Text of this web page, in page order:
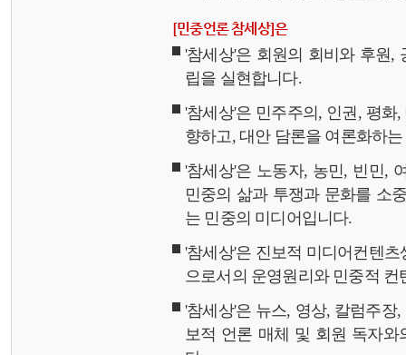
[민중언론 참세상]은
'참세상'은 회원의 회비와 후원,
립을 실현합니다.
'참세상'은 민주주의, 인권, 평
향하고, 대안 담론을 여론화하
'참세상'은 노동자, 농민, 빈민,
민중의 삶과 투쟁과 문화를 소
는 민중의 미디어입니다.
'참세상'은 진보적 미디어컨텐
으로서의 운영원리와 민중적
'참세상'은 뉴스, 영상, 칼럼주
보적 언론 매체 및 회원 독자와